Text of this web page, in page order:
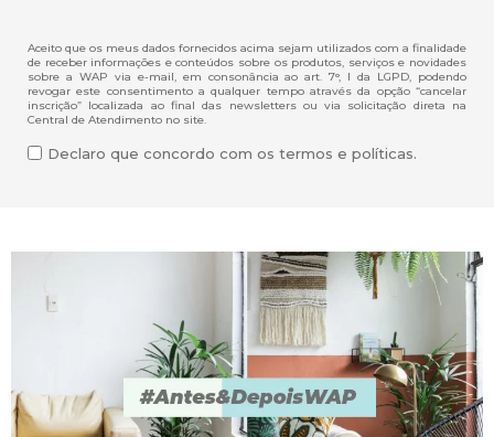
Aceito que os meus dados fornecidos acima sejam utilizados com a finalidade
de receber informações e conteúdos sobre os produtos, serviços e novidades
sobre a WAP via e-mail, em consonância ao art. 7°, I da LGPD, podendo
revogar este consentimento a qualquer tempo através da opção “cancelar
inscrição” localizada ao final das newsletters ou via solicitação direta na
Central de Atendimento no site.
Declaro que concordo com os termos e políticas.